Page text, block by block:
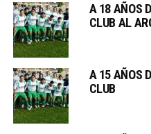
A 18 AÑOS
CLUB AL
A 15 AÑOS
CLUB